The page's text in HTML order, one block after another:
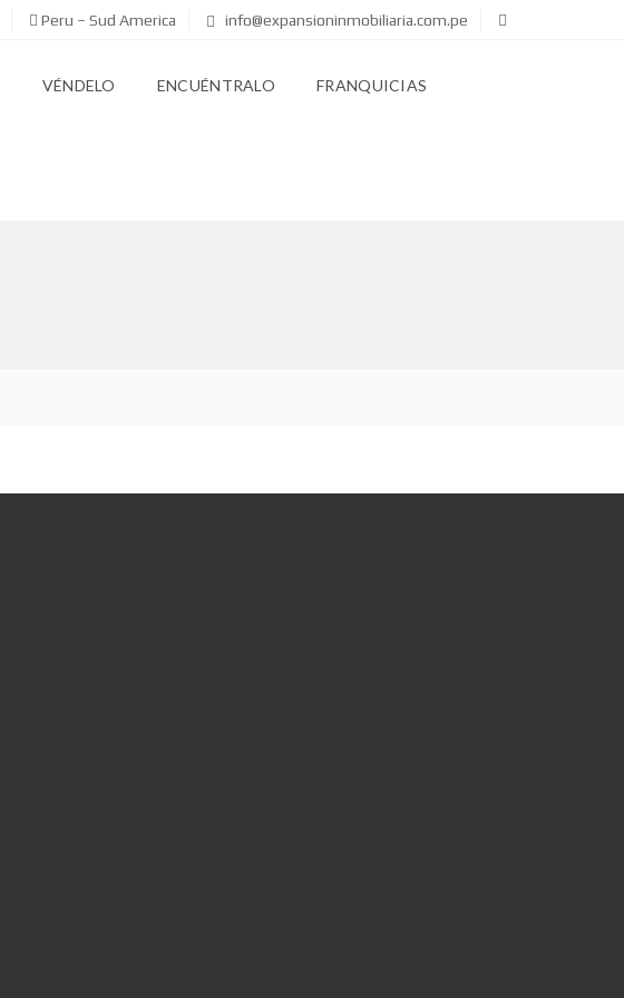
Peru – Sud America info@expansioninmobiliaria.com.pe
VÉNDELO ENCUÉNTRALO FRANQUICIAS